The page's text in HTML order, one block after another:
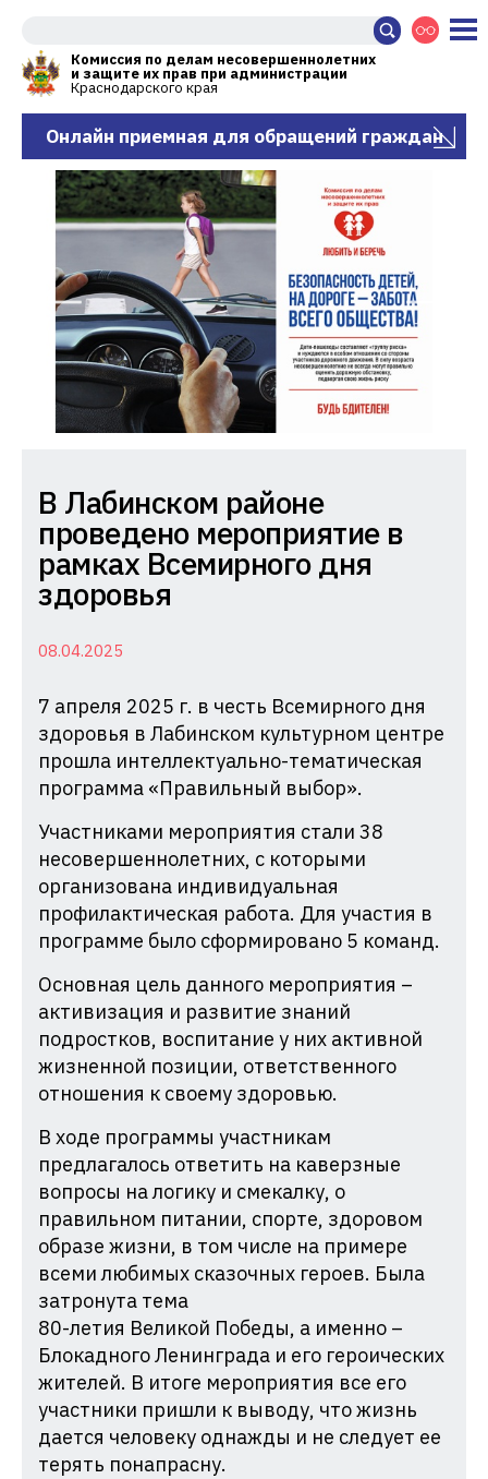
Комиссия по делам несовершеннолетних
и защите их прав при администрации
Краснодарского края
Онлайн приемная для обращений граждан
Комиссия
по
делам
несовершеннолетних
защите
прав
при
Администрации
Краснодарского
края
В Лабинском районе
проведено мероприятие в
рамках Всемирного дня
здоровья
08.04.2025
7 апреля 2025 г. в честь Всемирного дня
здоровья в Лабинском культурном центре
прошла интеллектуально-тематическая
программа «Правильный выбор».
Участниками мероприятия стали 38
несовершеннолетних, с которыми
организована индивидуальная
профилактическая работа. Для участия в
программе было сформировано 5 команд.
Основная цель данного мероприятия –
активизация и развитие знаний
подростков, воспитание у них активной
жизненной позиции, ответственного
отношения к своему здоровью.
В ходе программы участникам
предлагалось ответить на каверзные
вопросы на логику и смекалку, о
правильном питании, спорте, здоровом
образе жизни, в том числе на примере
всеми любимых сказочных героев. Была
затронута тема
80-летия Великой Победы, а именно –
Блокадного Ленинграда и его героических
жителей. В итоге мероприятия все его
участники пришли к выводу, что жизнь
дается человеку однажды и не следует ее
терять понапрасну.